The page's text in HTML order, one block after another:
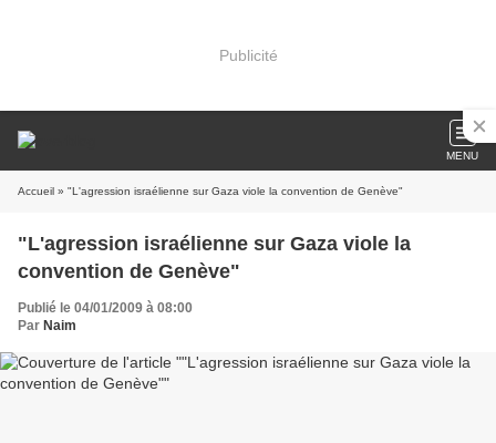
Publicité
MENU
Accueil » "L'agression israélienne sur Gaza viole la convention de Genève"
"L'agression israélienne sur Gaza viole la
convention de Genève"
Publié le 04/01/2009 à 08:00
Par Naim